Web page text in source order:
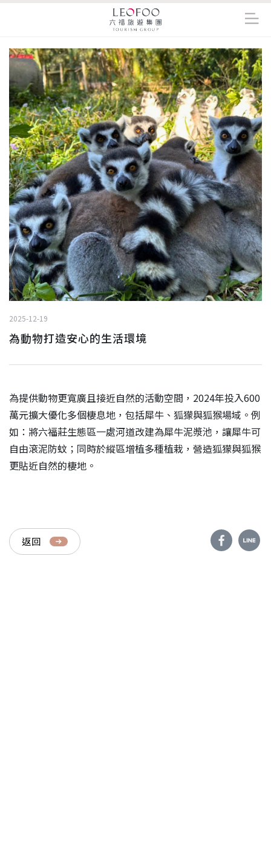
2025-12-19
為動物打造安心的生活環境
為提供動物更寬廣且接近自然的活動空間，2024年投入600
萬元擴大優化多個棲息地，包括犀牛、狐獴與狐猴場域。例
如：將六福莊生態區一處河道改建為犀牛泥漿池，讓犀牛可
自由滾泥防蚊；同時於縱區增植多種植栽，營造狐獴與狐猴
更貼近自然的棲地。
返回